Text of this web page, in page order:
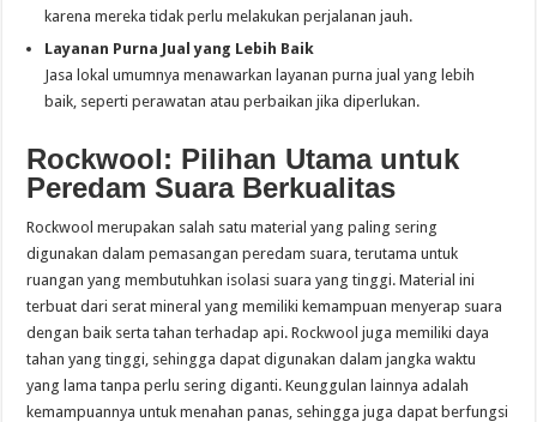
karena mereka tidak perlu melakukan perjalanan jauh.
Layanan Purna Jual yang Lebih Baik
Jasa lokal umumnya menawarkan layanan purna jual yang lebih
baik, seperti perawatan atau perbaikan jika diperlukan.
Rockwool: Pilihan Utama untuk
Peredam Suara Berkualitas
Rockwool merupakan salah satu material yang paling sering
digunakan dalam pemasangan peredam suara, terutama untuk
ruangan yang membutuhkan isolasi suara yang tinggi. Material ini
terbuat dari serat mineral yang memiliki kemampuan menyerap suara
dengan baik serta tahan terhadap api. Rockwool juga memiliki daya
tahan yang tinggi, sehingga dapat digunakan dalam jangka waktu
yang lama tanpa perlu sering diganti. Keunggulan lainnya adalah
kemampuannya untuk menahan panas, sehingga juga dapat berfungsi